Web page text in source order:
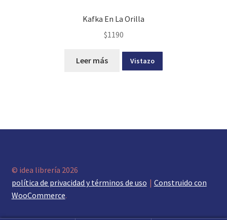
Kafka En La Orilla
$1190
Leer más Vistazo
© idea librería 2026
política de privacidad y términos de uso
Construido con
WooCommerce.